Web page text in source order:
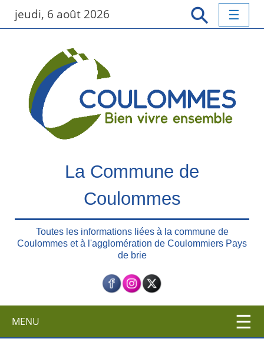
p
jeudi, 6 août 2026
La Commune de
Coulommes
Toutes les informations liées à la commune de
Coulommes et à l'agglomération de Coulommiers Pays
de brie
MENU